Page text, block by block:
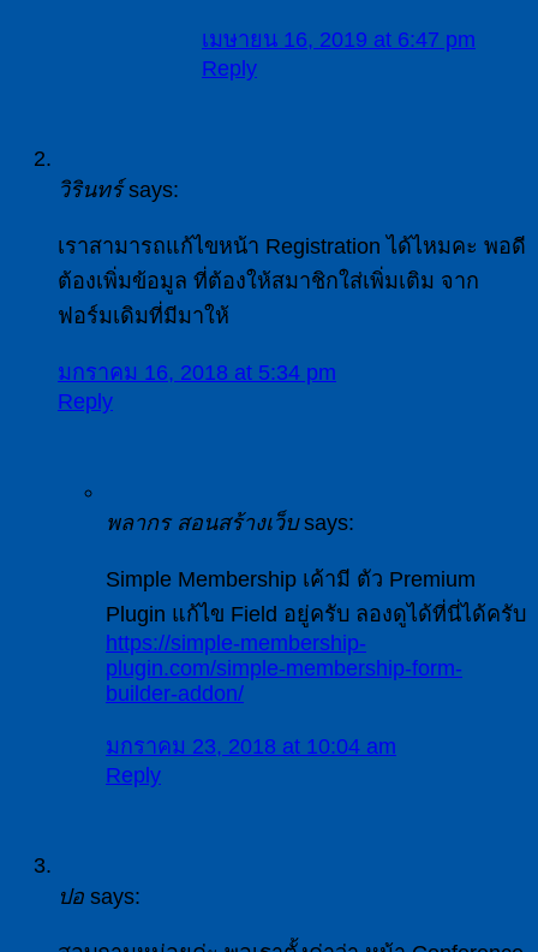
เมษายน 16, 2019 at 6:47 pm
Reply
วิรินทร์ says:
เราสามารถแก้ไขหน้า Registration ได้ไหมคะ พอดี
ต้องเพิ่มข้อมูล ที่ต้องให้สมาชิกใส่เพิ่มเติม จาก
ฟอร์มเดิมที่มีมาให้
มกราคม 16, 2018 at 5:34 pm
Reply
พลากร สอนสร้างเว็บ says:
Simple Membership เค้ามี ตัว Premium
Plugin แก้ไข Field อยู่ครับ ลองดูได้ที่นี่ได้ครับ
https://simple-membership-
plugin.com/simple-membership-form-
builder-addon/
มกราคม 23, 2018 at 10:04 am
Reply
ปอ says: